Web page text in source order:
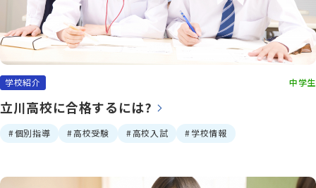
少人数制指導 関塾
関塾について
学校紹介 中学生
立川高校に合格するには?
個別指導 高校受験 高校入試 学校情報